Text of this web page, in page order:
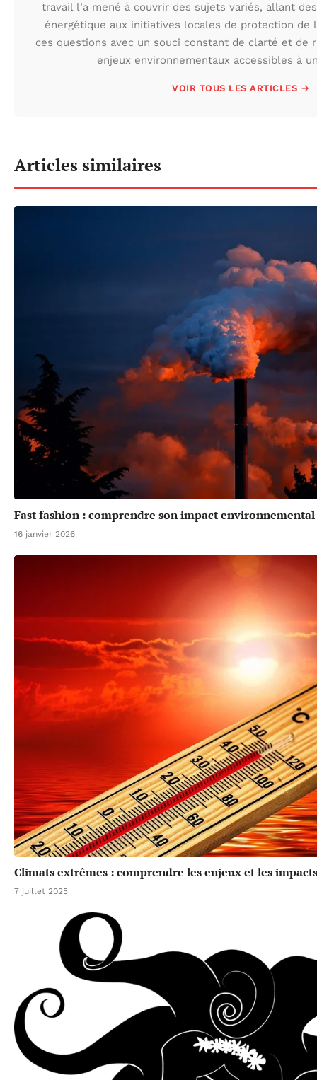
travail l’a mené à couvrir des sujets variés, allant
énergétique aux initiatives locales de protection de
ces questions avec un souci constant de clarté et de
enjeux environnementaux accessibles à
VOIR TOUS LES ARTICLES →
Articles similaires
Fast fashion : comprendre son impact
16 janvier 2026
Climats extrêmes : comprendre les enjeux et les
7 juillet 2025